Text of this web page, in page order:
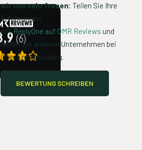
wir uns sehr freuen: Teilen Sie Ihre
Erfahrungen
mit ReplyOne auf OMR Reviews und
helfen Sie anderen Unternehmen bei
ihrer Entscheidung.